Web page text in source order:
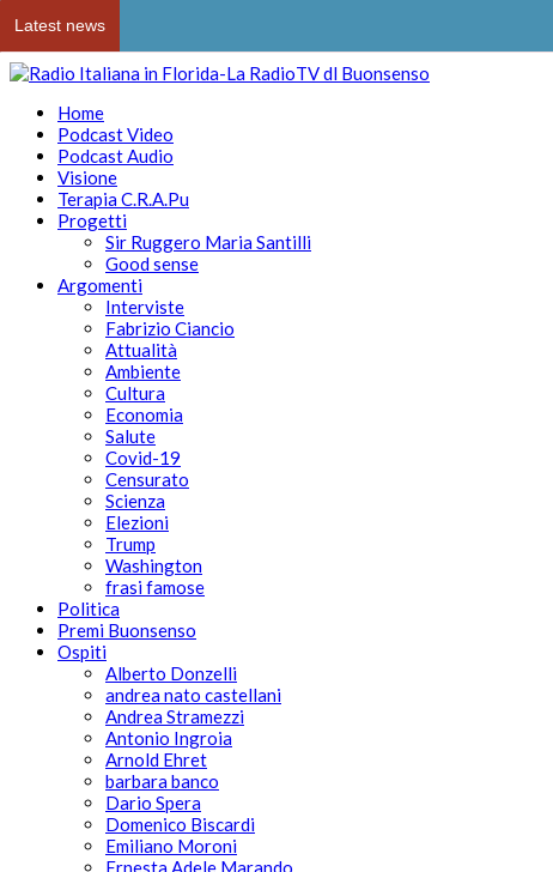
Latest news
Home
Podcast Video
Podcast Audio
Visione
Terapia C.R.A.Pu
Progetti
Sir Ruggero Maria Santilli
Good sense
Argomenti
Interviste
Fabrizio Ciancio
Attualità
Ambiente
Cultura
Economia
Salute
Covid-19
Censurato
Scienza
Elezioni
Trump
Washington
frasi famose
Politica
Premi Buonsenso
Ospiti
Alberto Donzelli
andrea nato castellani
Andrea Stramezzi
Antonio Ingroia
Arnold Ehret
barbara banco
Dario Spera
Domenico Biscardi
Emiliano Moroni
Ernesta Adele Marando